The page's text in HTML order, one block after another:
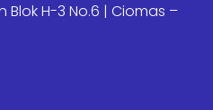
H-3 No.6 | Ciomas –